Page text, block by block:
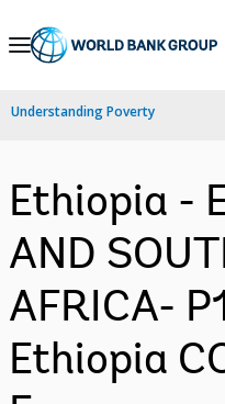
Skip
Navigation
Understanding Poverty
Ethiopia -
AND
AFRICA-
Ethiopia